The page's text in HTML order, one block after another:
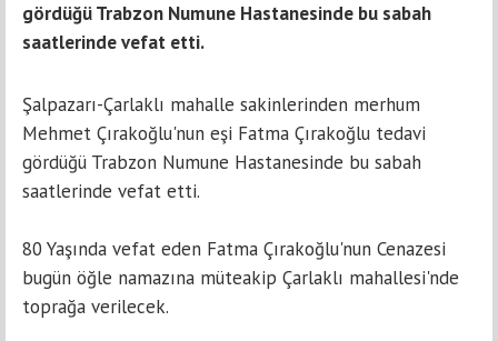
gördüğü Trabzon Numune Hastanesinde bu sabah
saatlerinde vefat etti.
Şalpazarı-Çarlaklı mahalle sakinlerinden merhum
Mehmet Çırakoğlu'nun eşi Fatma Çırakoğlu tedavi
gördüğü Trabzon Numune Hastanesinde bu sabah
saatlerinde vefat etti.
80 Yaşında vefat eden Fatma Çırakoğlu'nun Cenazesi
bugün öğle namazına müteakip Çarlaklı mahallesi'nde
toprağa verilecek.